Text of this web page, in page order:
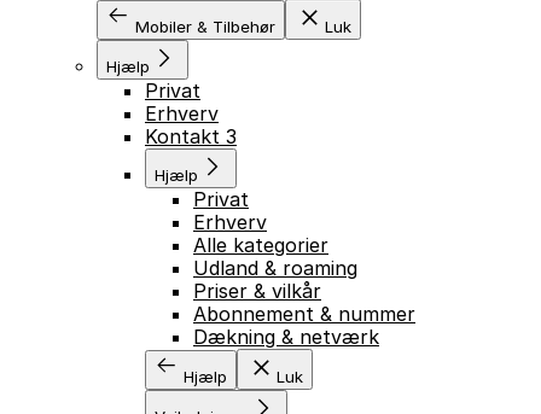
Mobiler & Tilbehør Luk
Hjælp
Privat
Erhverv
Kontakt 3
Hjælp
Privat
Erhverv
Alle kategorier
Udland & roaming
Priser & vilkår
Abonnement & nummer
Dækning & netværk
Hjælp Luk